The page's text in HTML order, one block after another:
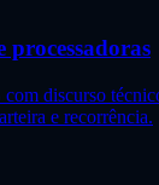
processadoras
discurso
e recorrência.